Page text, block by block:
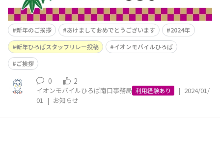
新年のご挨拶 あけましておめでとうございます
2024年
新年ひろばスタッフリレー投稿
イオンモバイルひろば
ご挨拶
0 2
イオンモバイルひろば南口事務局 利用経験あり | 2024/01/
01 | お知らせ